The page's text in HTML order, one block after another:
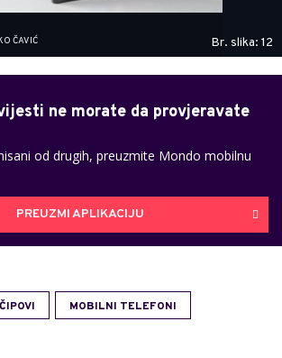
ČAVIĆ Br. slika: 12
ne morate da provjeravate
od drugih, preuzmite Mondo mobilnu
PREUZMI APLIKACIJU
ČIPOVI MOBILNI TELEFONI